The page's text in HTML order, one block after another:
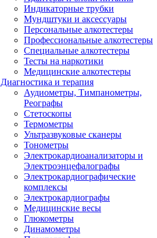
Индикаторные трубки
Мундштуки и аксессуары
Персональные алкотестеры
Профессиональные алкотестеры
Специальные алкотестеры
Тесты на наркотики
Медицинские алкотестеры
Диагностика и терапия
Аудиометры, Тимпанометры,
Реографы
Стетоскопы
Термометры
Ультразвуковые сканеры
Тонометры
Электрокардиоанализаторы и
Электроэнцефалографы
Электрокардиографические
комплексы
Электрокардиографы
Медицинские весы
Глюкометры
Динамометры